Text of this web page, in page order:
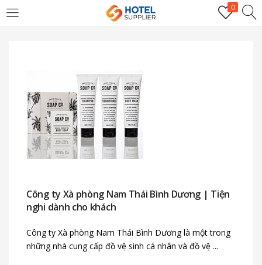
0
Enter your username and password to login.
Login
Công ty Xà phòng Nam Thái Bình Dương | Tiện
nghi dành cho khách
Công ty Xà phòng Nam Thái Bình Dương là một trong
những nhà cung cấp đồ vệ sinh cá nhân và đồ vệ ...